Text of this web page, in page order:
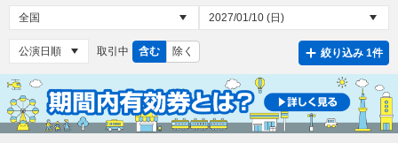
取引中 含む 除く 絞り込み 1件